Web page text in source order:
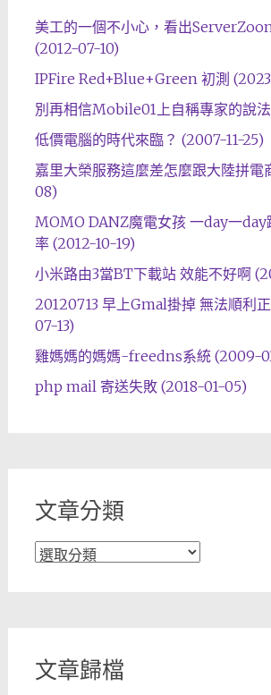
美工的一個不小心，看出
(2012-07-10)
IPFire Red+Blue+Green 初測
別再相信Mobile01上自稱專家的說
低價電腦的時代來臨？ (2007-11-25)
嘉里大榮服務這麼差怎麼跟大陸拼
08)
MOMO DANZ魔電女孩 一day一day
率 (2012-10-19)
小米路由3當BT下載站 效能不好啊
20120713 早上Gmal掛掉 無法順利
07-13)
雞媽媽的媽媽-freedns系統 (2009-
php mail 寄送失敗 (2018-01-05)
文章分類
文
文章歸檔